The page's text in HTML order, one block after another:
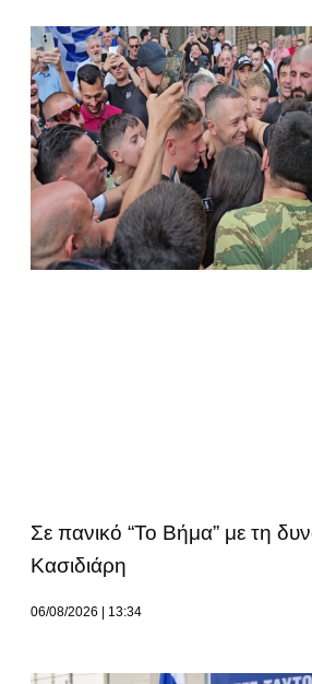
Σε πανικό “Το Βήμα” με τη
Κασιδιάρη
06/08/2026 13:34